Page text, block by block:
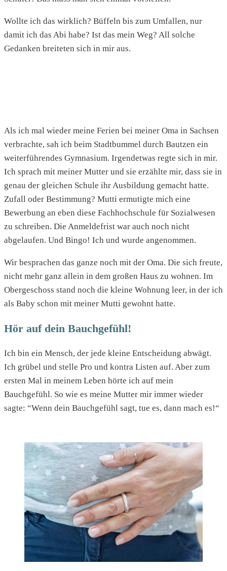
Wollte ich das wirklich? Büffeln bis zum Umfallen, nur
damit ich das Abi habe? Ist das mein Weg? All solche
Gedanken breiteten sich in mir aus.
Als ich mal wieder meine Ferien bei meiner Oma in Sachsen
verbrachte, sah ich beim Stadtbummel durch Bautzen ein
weiterführendes Gymnasium. Irgendetwas regte sich in mir.
Ich sprach mit meiner Mutter und sie erzählte mir, dass sie in
genau der gleichen Schule ihr Ausbildung gemacht hatte.
Zufall oder Bestimmung? Mutti ermutigte mich eine
Bewerbung an eben diese Fachhochschule für Sozialwesen
zu schreiben. Die Anmeldefrist war auch noch nicht
abgelaufen. Und Bingo! Ich und wurde angenommen.
Wir besprachen das ganze noch mit der Oma. Die sich freute,
nicht mehr ganz allein in dem großen Haus zu wohnen. Im
Obergeschoss stand noch die kleine Wohnung leer, in der ich
als Baby schon mit meiner Mutti gewohnt hatte.
Hör auf dein Bauchgefühl!
Ich bin ein Mensch, der jede kleine Entscheidung abwägt.
Ich grübel und stelle Pro und kontra Listen auf. Aber zum
ersten Mal in meinem Leben hörte ich auf mein
Bauchgefühl. So wie es meine Mutter mir immer wieder
sagte: “Wenn dein Bauchgefühl sagt, tue es, dann mach es!“